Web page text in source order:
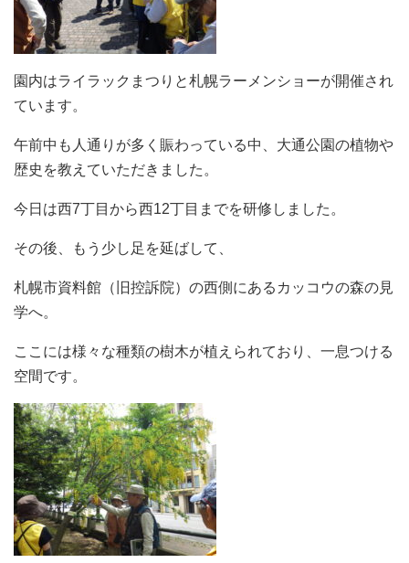
園内はライラックまつりと札幌ラーメンショーが開催され
ています。
午前中も人通りが多く賑わっている中、大通公園の植物や
歴史を教えていただきました。
今日は西7丁目から西12丁目までを研修しました。
その後、もう少し足を延ばして、
札幌市資料館（旧控訴院）の西側にあるカッコウの森の見
学へ。
ここには様々な種類の樹木が植えられており、一息つける
空間です。